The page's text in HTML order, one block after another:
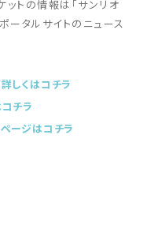
トの情報は「サンリオ
ータルサイトのニュース
しくはコチラ
チラ
ージはコチラ